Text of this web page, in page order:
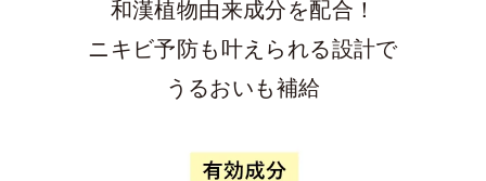
和漢植物由来成分を配合！
ニキビ予防も叶えられる設計で
うるおいも補給